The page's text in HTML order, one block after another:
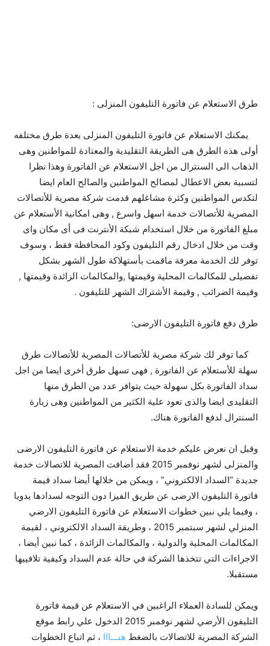
طرق الاستعلام عن فاتورة التليفون المنزلى :
يمكنك الاستعلام عن فاتورة التليفون المنزلى بعدة طرق مختلفه
أولى هذه الطرق هى الطريقة التقليدية والمعتادة للمواطنين وهى
الذهاب الى السنترال من اجل الاستعلام عن الفاتورة وهذا نظرا
لتسببة بعض الاعطال لمصالح المواطنين والصالح العام ايضا
لتكدس المواطنين وكثرة مشاغلهم قدمت شركة مصرية للأتصالات
المصرية للأتصالات خدمة اسهل واسرع , وهى امكانية الأستعلام عن
مبلغ الفاتورة من خلال استخدام شبكة الأنترنت فى أى مكان واى
وقت من خلال ادخال رقم التليفون وكود المحافظة فقط ، وسوف
توفر لك الخدمة معرفة ماقمت بأستهلاكة طول الشهر بشكل
تفصيلى للمكالمات المحلية وقيمتها ,والمكالمات الزائدة وقيمتها ,
وقيمة الضرائب , وقيمة الأشتراك الشهر للتليفون .
طرق دفع فاتورة التليفون الارضى:
كما توفر لك شركة مصرية للأتصالات المصرية للأتصالات طرق
سهلة للأستعلام عن الفاتورة , فهى تسهل طرق أخرى ايضا من اجل
سداد الفاتورة بكل سهولة حيث يتوافر عدد من الطرق منها
التقليدى ايضا والذى تعود علية الكثير من المواطنين وهى زيارة
السنترال لدفع الفاتورة هناك.
وقبل ان نعرض عليكم خدمة الاستعلام عن فاتورة التليفون الارضى
والمنزلى لشهر نوفمبر 2015 فقد أضافت المصرية للاتصالات خدمة
جديدة “السداد الالكتروني” ، ويمكن من خلالها أيضا سداد قيمة
فاتورة التليفون الارضى عن طريق الفيزا دون التوجه لسدادها يدويا
، وفيما يلي نبين خطوات الاستعلام عن فاتورة التليفون الارضي
المنزلي لشهر سبتمبر 2015 ، وطريقة السداد الالكتروني ، لقيمة
المكالمات المحلية والدولية ، والمكالمات الزائدة ، كما نبين أيضا ،
الاجراءات التي تتخذها الشركة في حالة عدم السداد وكيفية تلافييها
مستقبلا.
ويمكن للسادة العملاء الراغبين في الاستعلام عن قيمة فاتورة
التليفون الأرضي لشهر نوفمبر 2015 الدخول علي رابط موقع
الشركة المصرية للاتصالات بالضغط هنـــااا ، ثم اتباع الخطوات